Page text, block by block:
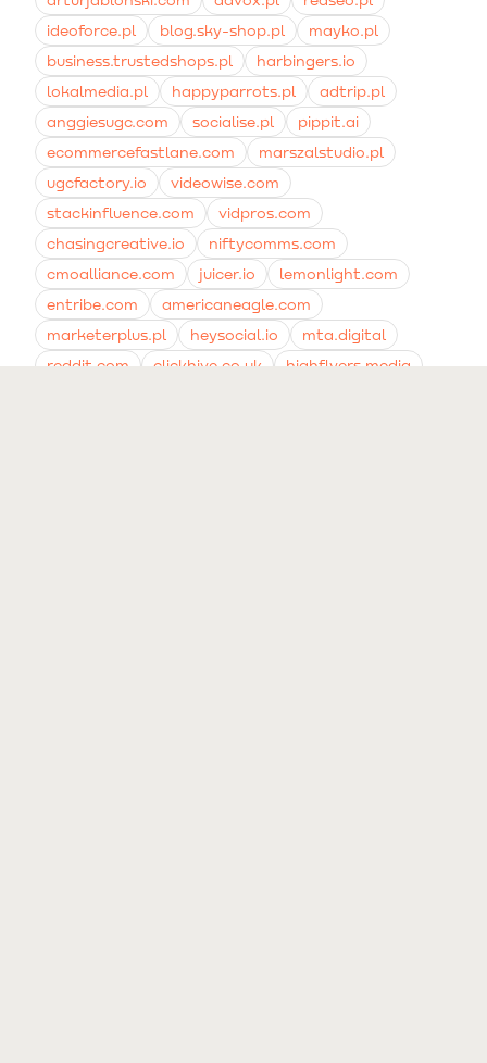
ideoforce.pl
blog.sky-shop.pl
mayko.pl
business.trustedshops.pl
harbingers.io
lokalmedia.pl
happyparrots.pl
adtrip.pl
anggiesugc.com
socialise.pl
pippit.ai
ecommercefastlane.com
marszalstudio.pl
ugcfactory.io
videowise.com
stackinfluence.com
vidpros.com
chasingcreative.io
niftycomms.com
cmoalliance.com
juicer.io
lemonlight.com
entribe.com
americaneagle.com
marketerplus.pl
heysocial.io
mta.digital
reddit.com
clickhive.co.uk
highflyers.media